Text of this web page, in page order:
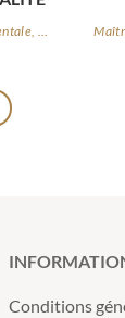
Maîtrise des émotions, Perception mentale, Logique
Conditions